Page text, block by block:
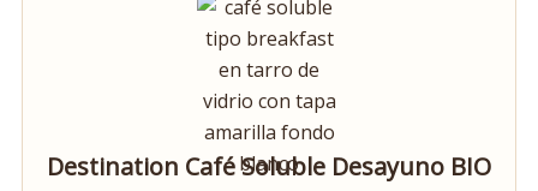
Destination Café Soluble Desayuno BIO